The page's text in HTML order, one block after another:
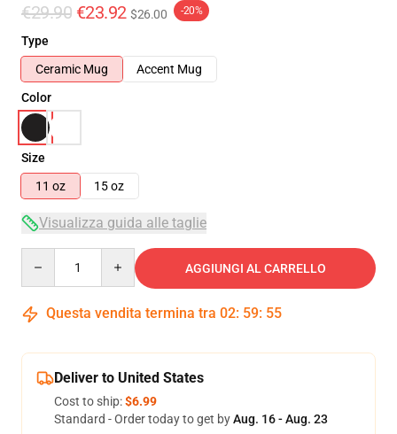
€29.90 €23.92 $26.00 -20%
Type
Ceramic Mug
Accent Mug
Color
Size
11 oz
15 oz
Visualizza guida alle taglie
AGGIUNGI AL CARRELLO
Questa vendita termina tra 02: 59: 54
Deliver to United States
Cost to ship:$6.99
Standard - Order today to get byAug. 16 - Aug. 23